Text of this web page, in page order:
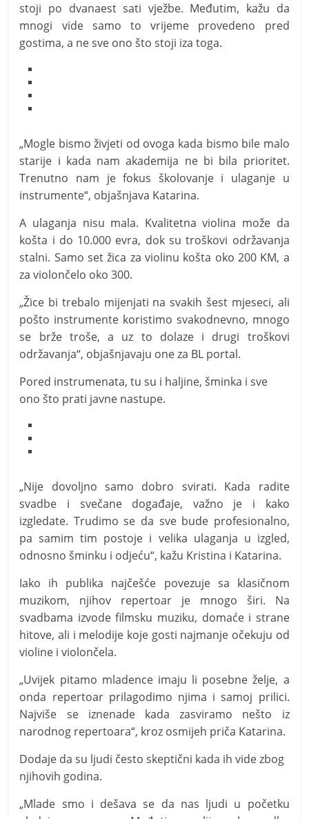
stoji po dvanaest sati vježbe. Međutim, kažu da
mnogi vide samo to vrijeme provedeno pred
gostima, a ne sve ono što stoji iza toga.
„Mogle bismo živjeti od ovoga kada bismo bile malo
starije i kada nam akademija ne bi bila prioritet.
Trenutno nam je fokus školovanje i ulaganje u
instrumente“, objašnjava Katarina.
A ulaganja nisu mala. Kvalitetna violina može da
košta i do 10.000 evra, dok su troškovi održavanja
stalni. Samo set žica za violinu košta oko 200 KM, a
za violončelo oko 300.
„Žice bi trebalo mijenjati na svakih šest mjeseci, ali
pošto instrumente koristimo svakodnevno, mnogo
se brže troše, a uz to dolaze i drugi troškovi
održavanja“, objašnjavaju one za BL portal.
Pored instrumenata, tu su i haljine, šminka i sve
ono što prati javne nastupe.
„Nije dovoljno samo dobro svirati. Kada radite
svadbe i svečane događaje, važno je i kako
izgledate. Trudimo se da sve bude profesionalno,
pa samim tim postoje i velika ulaganja u izgled,
odnosno šminku i odjeću“, kažu Kristina i Katarina.
Iako ih publika najčešće povezuje sa klasičnom
muzikom, njihov repertoar je mnogo širi. Na
svadbama izvode filmsku muziku, domaće i strane
hitove, ali i melodije koje gosti najmanje očekuju od
violine i violončela.
„Uvijek pitamo mladence imaju li posebne želje, a
onda repertoar prilagodimo njima i samoj prilici.
Najviše se iznenade kada zasviramo nešto iz
narodnog repertoara“, kroz osmijeh priča Katarina.
Dodaje da su ljudi često skeptični kada ih vide zbog
njihovih godina.
„Mlade smo i dešava se da nas ljudi u početku